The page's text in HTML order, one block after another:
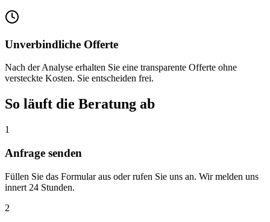
Unverbindliche Offerte
Nach der Analyse erhalten Sie eine transparente Offerte ohne
versteckte Kosten. Sie entscheiden frei.
So läuft die Beratung ab
1
Anfrage senden
Füllen Sie das Formular aus oder rufen Sie uns an. Wir melden uns
innert 24 Stunden.
2